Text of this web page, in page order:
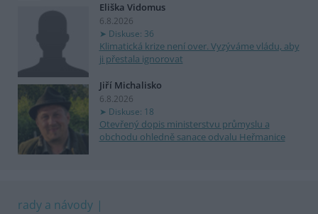
Eliška Vidomus
6.8.2026
Diskuse: 36
Klimatická krize není over. Vyzýváme vládu, aby
ji přestala ignorovat
Jiří Michalisko
6.8.2026
Diskuse: 18
Otevřený dopis ministerstvu průmyslu a
obchodu ohledně sanace odvalu Heřmanice
rady a návody